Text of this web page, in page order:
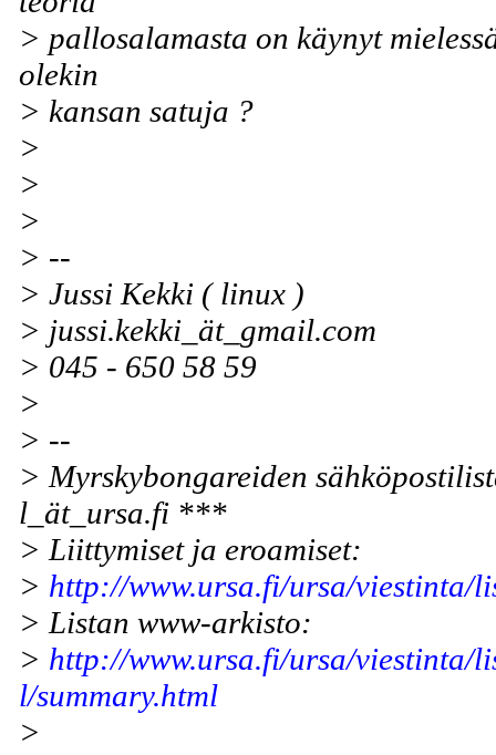
> pallosalamasta on käynyt
olekin
> kansan satuja ?
>
>
>
> --
> Jussi Kekki ( linux )
> jussi.kekki_ät_gmail.com
> 045 - 650 58 59
>
> --
> Myrskybongareiden
l_ät_ursa.fi ***
> Liittymiset ja eroamiset:
> http://www.ursa.fi/ursa/viestinta/
> Listan www-arkisto:
> http://www.ursa.fi/ursa/viestinta/
l/summary.html
>